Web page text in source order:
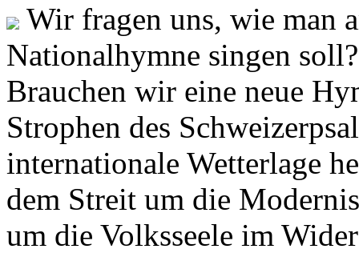
Wir fragen uns, wie man
Nationalhymne singen
Brauchen wir eine neue
Strophen des
internationale Wetterlage
dem Streit um die
um die Volksseele im